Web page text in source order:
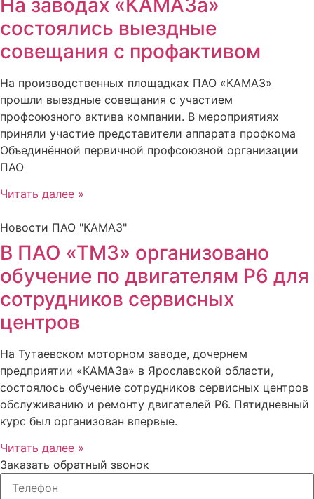
состоялись выездные
совещания с профактивом
На производственных площадках ПАО «КАМАЗ»
прошли выездные совещания с участием
профсоюзного актива компании. В мероприятиях
приняли участие представители аппарата профкома
Объединённой первичной профсоюзной организации
ПАО
Читать далее »
Новости ПАО "КАМАЗ"
В ПАО «ТМЗ» организовано
обучение по двигателям Р6 для
сотрудников сервисных
центров
На Тутаевском моторном заводе, дочернем
предприятии «КАМАЗа» в Ярославской области,
состоялось обучение сотрудников сервисных центров
обслуживанию и ремонту двигателей Р6. Пятидневный
курс был организован впервые.
Читать далее »
Заказать обратный звонок